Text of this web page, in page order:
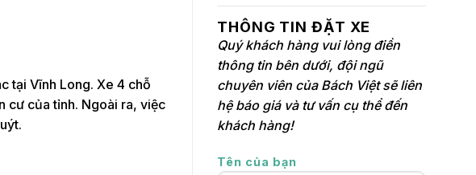
tại Vĩnh Long. Xe 4 chỗ
cư của tỉnh. Ngoài ra, việc
THÔNG TIN ĐẶT XE
Quý khách hàng vui lòng điền
thông tin bên dưới, đội ngũ
chuyên viên của Bách Việt sẽ liên
hệ báo giá và tư vấn cụ thể đến
khách hàng!
Tên của bạn